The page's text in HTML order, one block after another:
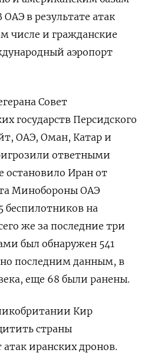
в результате атак
числе и гражданские
аэропорт
Совет
государств Персидского
ОАЭ, Оман, Катар и
ответными
остановило Иран от
Минобороны ОАЭ
беспилотников на
же за последние три
был обнаружен 541
последним данным, в
еще 68 были ранены.
Кир
страны
атак иранских дронов.